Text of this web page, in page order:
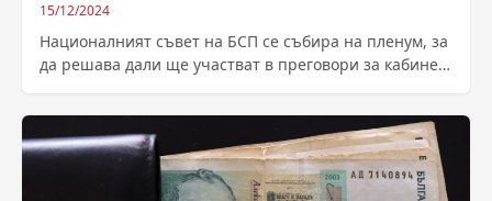
15/12/2024
Националният съвет на БСП се събира на пленум, за
да решава дали ще участват в преговори за кабинет.